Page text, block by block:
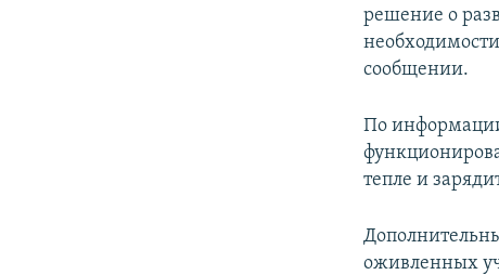
решение о
сообщении.
По
тепле и
оживленных